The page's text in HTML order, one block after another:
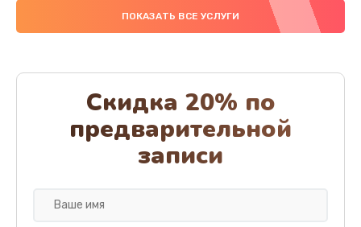
Замена бака воды
Заказать
Чистка с разбором кофемашины
600 руб.
Заказать
Замена клапана дренажа
ПОКАЗАТЬ ВСЕ УСЛУГИ
Скидка 20% по
предварительной
записи